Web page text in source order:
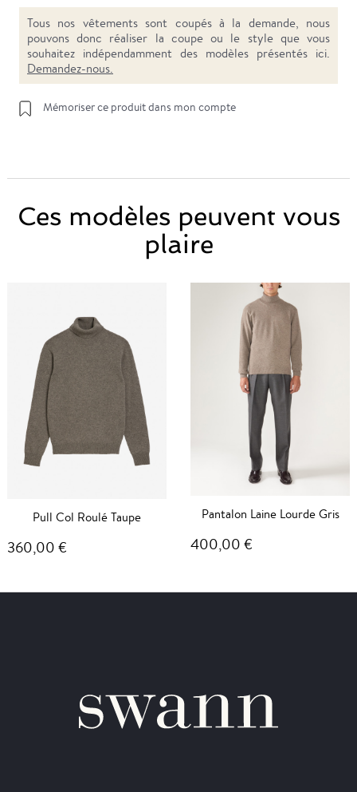
Tous nos vêtements sont coupés à la demande, nous
pouvons donc réaliser la coupe ou le style que vous
souhaitez indépendamment des modèles présentés ici.
Demandez-nous.
Mémoriser ce produit dans mon compte
Ces modèles peuvent vous
plaire
Pull Col Roulé Taupe
360,00 €
Pantalon Laine Lourde Gris
400,00 €